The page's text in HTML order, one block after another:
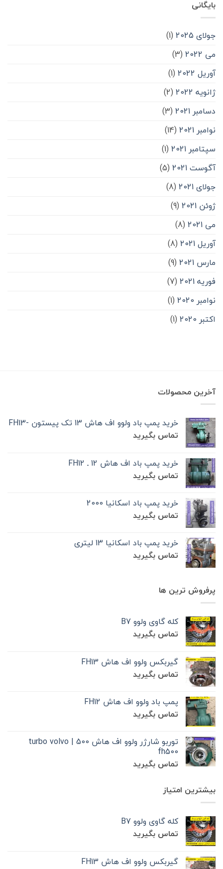
بایگانی
جولای 2025
(1)
می 2022
(3)
آوریل 2022
(1)
ژانویه 2022
(2)
دسامبر 2021
(3)
نوامبر 2021
(14)
سپتامبر 2021
(1)
آگوست 2021
(5)
جولای 2021
(8)
ژوئن 2021
(9)
می 2021
(8)
آوریل 2021
(8)
مارس 2021
(9)
فوریه 2021
(7)
نوامبر 2020
(1)
اکتبر 2020
(1)
آخرین محصولات
خرید پمپ باد ولوو اف هاش 13 تک‌ پیستون -FH13
تماس بگیرید
خرید پمپ باد اف هاش 12 ـ FH12
تماس بگیرید
خرید پمپ باد اسکانیا 2000
تماس بگیرید
خرید پمپ باد اسکانیا 13 لیتری
تماس بگیرید
پرفروش ترین ها
کله گاوی ولوو B7
تماس بگیرید
گیربکس ولوو اف هاش FH13
تماس بگیرید
پمپ باد ولوو اف هاش FH12
تماس بگیرید
توربو شارژر ولوو اف هاش 500 | turbo volvo
fh500
تماس بگیرید
بیشترین امتیاز
کله گاوی ولوو B7
تماس بگیرید
گیربکس ولوو اف هاش FH13